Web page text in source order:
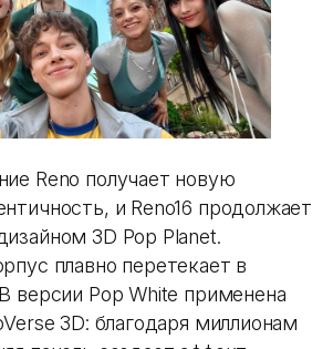
Reno получает новую
и Reno16 продолжает
3D Pop Planet.
плавно перетекает в
версии Pop White применена
3D: благодаря миллионам